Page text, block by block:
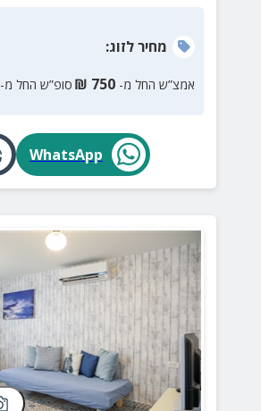
מחירלזוג:
אמצ”ש החל מ- 750
₪ סופ”ש החל מ-
WhatsApp